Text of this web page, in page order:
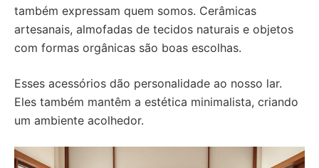
também expressam quem somos. Cerâmicas
artesanais, almofadas de tecidos naturais e objetos
com formas orgânicas são boas escolhas.
Esses acessórios dão personalidade ao nosso lar.
Eles também mantêm a estética minimalista, criando
um ambiente acolhedor.